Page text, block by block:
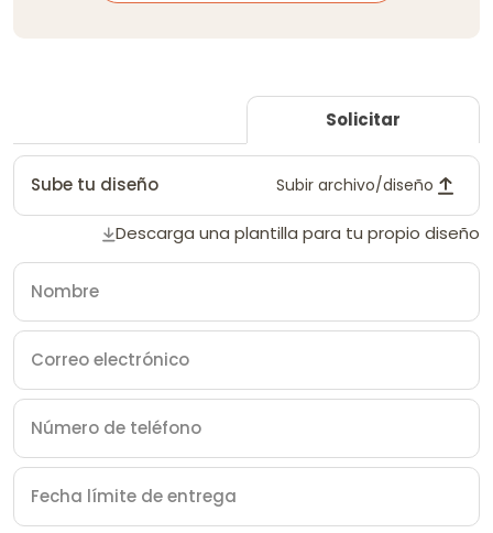
Solicitar
Sube tu diseño Subir archivo/diseño
Descarga una plantilla para tu propio diseño